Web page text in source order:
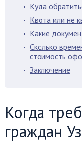
Куда
Квота или не
Какие
Сколько
стоимость
Заключение
Когда
граждан